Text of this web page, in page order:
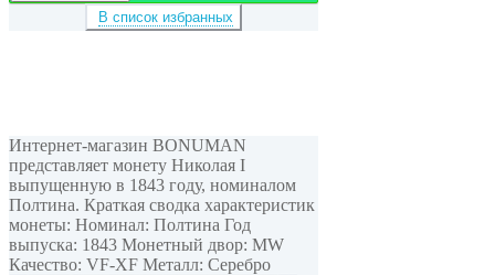
В список избранных
Интернет-магазин BONUMAN
представляет монету Николая I
выпущенную в 1843 году, номиналом
Полтина. Краткая сводка характеристик
монеты: Номинал: Полтина Год
выпуска: 1843 Монетный двор: MW
Качество: VF-XF Металл: Серебро